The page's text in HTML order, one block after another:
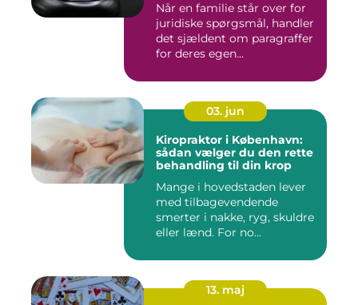
Når en familie står over for
juridiske spørgsmål, handler
det sjældent om paragraffer
for deres egen...
03. jun
Kiropraktor i København:
sådan vælger du den rette
behandling til din krop
Mange i hovedstaden lever
med tilbagevendende
smerter i nakke, ryg, skuldre
eller lænd. For no...
13. maj